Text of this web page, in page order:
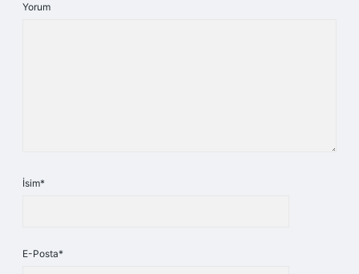
Yorum
İsim*
E-Posta*